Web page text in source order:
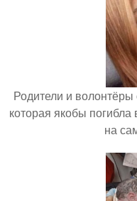
Родители и волонтёры
которая якобы
на